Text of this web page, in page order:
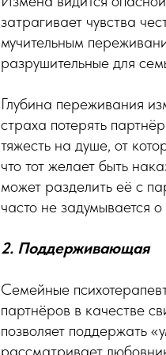
затрагивает чувства
мучительным
разрушительные для
Глубина переживания
страха потерять
тяжесть на душе, от
что тот желает быть
может разделить её с
часто не задумывается
2. Поддерживающая
Семейные
партнёров в качестве
позволяет поддержать
рассматривает